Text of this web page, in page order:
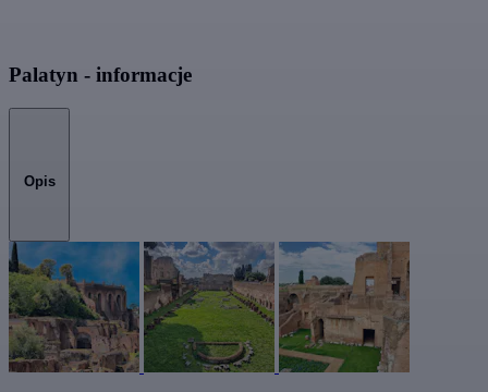
Palatyn - informacje
Opis